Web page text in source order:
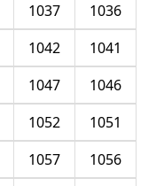
1036
1037
1041
1042
1046
1047
1051
1052
1056
1057